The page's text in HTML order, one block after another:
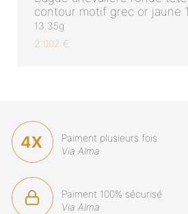
contour motif grec or jaune
13.35g
2 002 €
Paiment plusieurs fois
Via Alma
Paiment 100% sécurisé
Via Alma